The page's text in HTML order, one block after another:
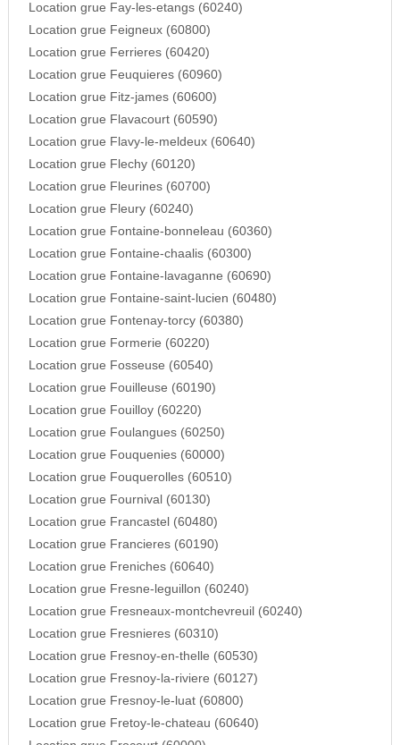
Location grue Fay-les-etangs (60240)
Location grue Feigneux (60800)
Location grue Ferrieres (60420)
Location grue Feuquieres (60960)
Location grue Fitz-james (60600)
Location grue Flavacourt (60590)
Location grue Flavy-le-meldeux (60640)
Location grue Flechy (60120)
Location grue Fleurines (60700)
Location grue Fleury (60240)
Location grue Fontaine-bonneleau (60360)
Location grue Fontaine-chaalis (60300)
Location grue Fontaine-lavaganne (60690)
Location grue Fontaine-saint-lucien (60480)
Location grue Fontenay-torcy (60380)
Location grue Formerie (60220)
Location grue Fosseuse (60540)
Location grue Fouilleuse (60190)
Location grue Fouilloy (60220)
Location grue Foulangues (60250)
Location grue Fouquenies (60000)
Location grue Fouquerolles (60510)
Location grue Fournival (60130)
Location grue Francastel (60480)
Location grue Francieres (60190)
Location grue Freniches (60640)
Location grue Fresne-leguillon (60240)
Location grue Fresneaux-montchevreuil (60240)
Location grue Fresnieres (60310)
Location grue Fresnoy-en-thelle (60530)
Location grue Fresnoy-la-riviere (60127)
Location grue Fresnoy-le-luat (60800)
Location grue Fretoy-le-chateau (60640)